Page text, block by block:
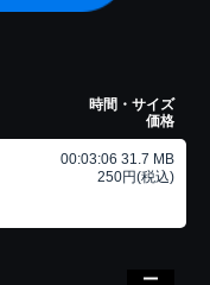
時間・サイズ
価格
00:03:06 31.7 MB
250円(税込)